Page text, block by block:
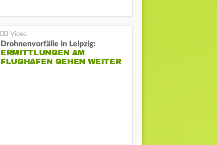
Drohnenvorfälle in Leipzig:
ERMITTLUNGEN AM
FLUGHAFEN GEHEN WEITER